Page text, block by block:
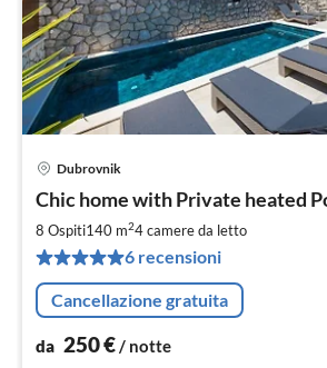
Dubrovnik
Chic home with Private heated
8 Ospiti140 m24camere da letto
6 recensioni
Cancellazione gratuita
da 250€ / notte